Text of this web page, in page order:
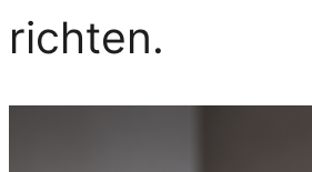
richten.